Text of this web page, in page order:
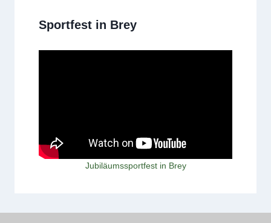
Sportfest in Brey
Jubiläumssportfest in Brey